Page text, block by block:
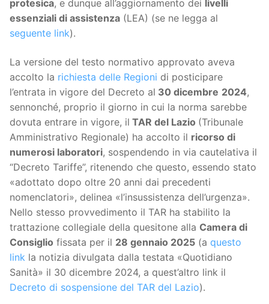
protesica, e dunque all’aggiornamento dei livelli
essenziali di assistenza (LEA) (se ne legga al
seguente link).
La versione del testo normativo approvato aveva
accolto la richiesta delle Regioni di posticipare
l’entrata in vigore del Decreto al 30 dicembre 2024,
sennonché, proprio il giorno in cui la norma sarebbe
dovuta entrare in vigore, il TAR del Lazio (Tribunale
Amministrativo Regionale) ha accolto il ricorso di
numerosi laboratori, sospendendo in via cautelativa il
“Decreto Tariffe”, ritenendo che questo, essendo stato
«adottato dopo oltre 20 anni dai precedenti
nomenclatori», delinea «l’insussistenza dell’urgenza».
Nello stesso provvedimento il TAR ha stabilito la
trattazione collegiale della quesitone alla Camera di
Consiglio fissata per il 28 gennaio 2025 (a questo
link la notizia divulgata dalla testata «Quotidiano
Sanità» il 30 dicembre 2024, a quest’altro link il
Decreto di sospensione del TAR del Lazio).